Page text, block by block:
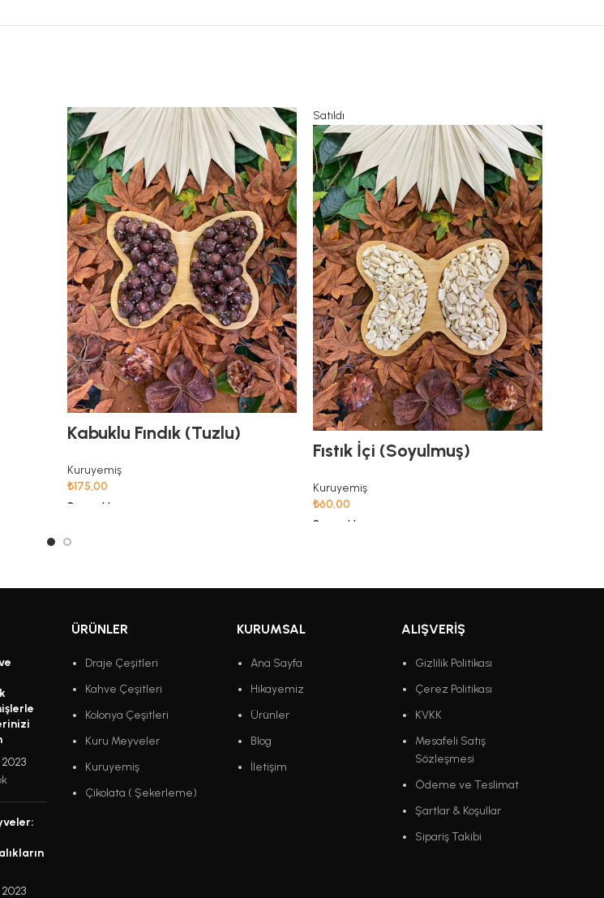
Kabuklu Fındık (Tuzlu)
Kuruyemiş
₺175,00
Seçenekler
Satıldı
Fıstık İçi (Soyulmuş)
Kuruyemiş
₺60,00
Seçenekler
2023
2023
ÜRÜNLER
Draje Çeşitleri
Kahve Çeşitleri
Kolonya Çeşitleri
Kuru Meyveler
Kuruyemiş
Çikolata ( Şekerleme)
KURUMSAL
Ana Sayfa
Hikayemiz
Ürünler
Blog
İletişim
ALIŞVERIŞ
Gizlilik Politikası
Çerez Politikası
KVKK
Mesafeli Satış
Sözleşmesi
Ödeme ve Teslimat
Şartlar & Koşullar
Sipariş Takibi